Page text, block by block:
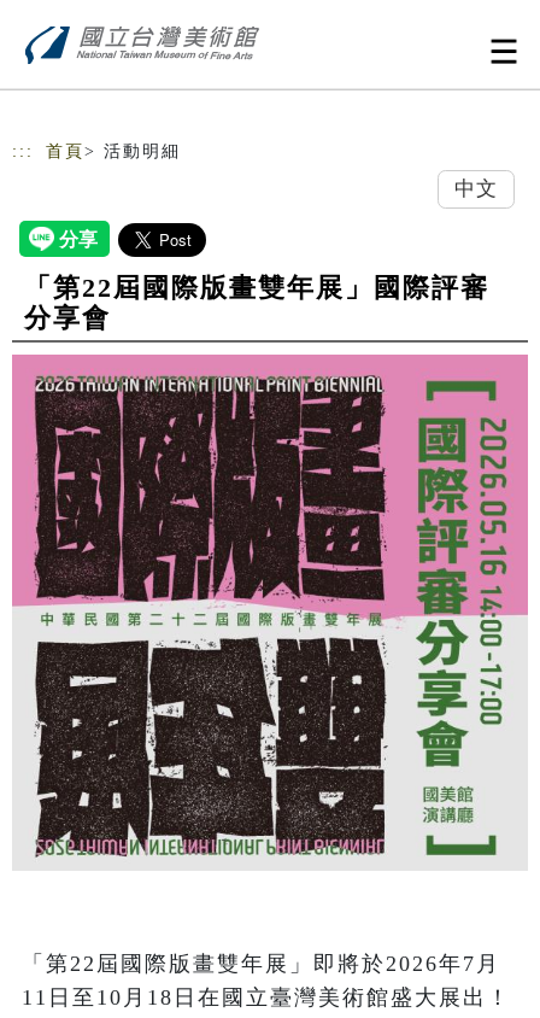
::: 首頁 > 活動明細
中文
「第22屆國際版畫雙年展」國際評審
分享會
「第22屆國際版畫雙年展」即將於2026年7月
11日至10月18日在國立臺灣美術館盛大展出！